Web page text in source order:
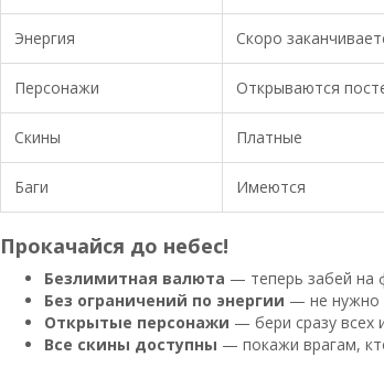
Энергия Скоро
Персонажи Открываются
Скины Платные
Баги Имеются
Прокачайся до небес!
Безлимитная валюта — теперь забей на
Без ограничений по энергии — не нужно
Открытые персонажи — бери сразу всех
Все скины доступны — покажи врагам,